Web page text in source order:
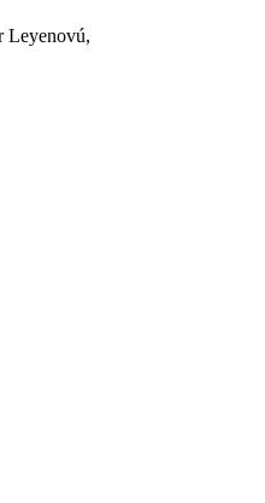
Leyenovú,